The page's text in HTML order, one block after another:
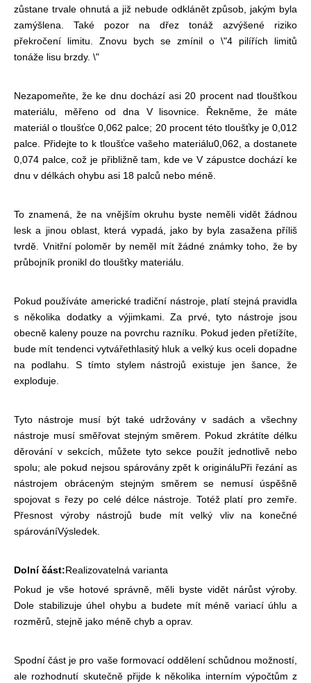
zůstane trvale ohnutá a již nebude odklánět způsob, jakým byla
zamýšlena. Také pozor na dřez tonáž azvýšené riziko
překročení limitu. Znovu bych se zmínil o \"4 pilířích limitů
tonáže lisu brzdy. \"
Nezapomeňte, že ke dnu dochází asi 20 procent nad tloušťkou
materiálu, měřeno od dna V lisovnice. Řekněme, že máte
materiál o tloušťce 0,062 palce; 20 procent této tloušťky je 0,012
palce. Přidejte to k tloušťce vašeho materiálu0,062, a dostanete
0,074 palce, což je přibližně tam, kde ve V zápustce dochází ke
dnu v délkách ohybu asi 18 palců nebo méně.
To znamená, že na vnějším okruhu byste neměli vidět žádnou
lesk a jinou oblast, která vypadá, jako by byla zasažena příliš
tvrdě. Vnitřní poloměr by neměl mít žádné známky toho, že by
průbojník pronikl do tloušťky materiálu.
Pokud používáte americké tradiční nástroje, platí stejná pravidla
s několika dodatky a výjimkami. Za prvé, tyto nástroje jsou
obecně kaleny pouze na povrchu razníku. Pokud jeden přetížíte,
bude mít tendenci vytvářethlasitý hluk a velký kus oceli dopadne
na podlahu. S tímto stylem nástrojů existuje jen šance, že
exploduje.
Tyto nástroje musí být také udržovány v sadách a všechny
nástroje musí směřovat stejným směrem. Pokud zkrátíte délku
děrování v sekcích, můžete tyto sekce použít jednotlivě nebo
spolu; ale pokud nejsou spárovány zpět k origináluPři řezání as
nástrojem obráceným stejným směrem se nemusí úspěšně
spojovat s řezy po celé délce nástroje. Totéž platí pro zemře.
Přesnost výroby nástrojů bude mít velký vliv na konečné
spárováníVýsledek.
Dolní část:Realizovatelná varianta
Pokud je vše hotové správně, měli byste vidět nárůst výroby.
Dole stabilizuje úhel ohybu a budete mít méně variací úhlu a
rozměrů, stejně jako méně chyb a oprav.
Spodní část je pro vaše formovací oddělení schůdnou možností,
ale rozhodnutí skutečně přijde k několika interním výpočtům z